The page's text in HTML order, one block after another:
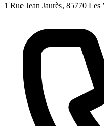
1 Rue Jean Jaurès, 85770